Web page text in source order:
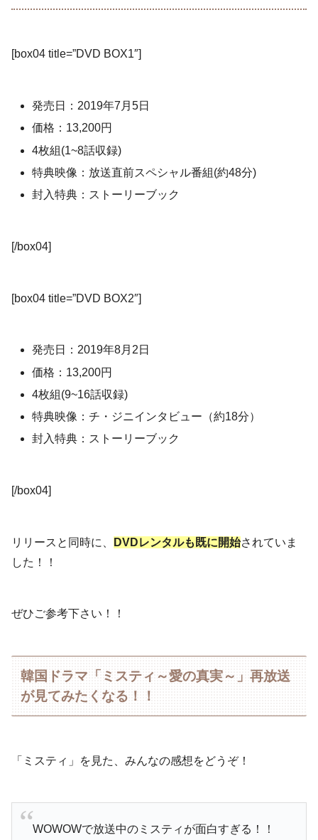
[box04 title=”DVD BOX1″]
発売日：2019年7月5日
価格：13,200円
4枚組(1~8話収録)
特典映像：放送直前スペシャル番組(約48分)
封入特典：ストーリーブック
[/box04]
[box04 title=”DVD BOX2″]
発売日：2019年8月2日
価格：13,200円
4枚組(9~16話収録)
特典映像：チ・ジニインタビュー（約18分）
封入特典：ストーリーブック
[/box04]
リリースと同時に、 DVDレンタルも既に開始されていま
した！！
ぜひご参考下さい！！
韓国ドラマ「ミスティ～愛の真実～」再放送
が見てみたくなる！！
「ミスティ」を見た、みんなの感想をどうぞ！
WOWOWで放送中のミスティが面白すぎる！！